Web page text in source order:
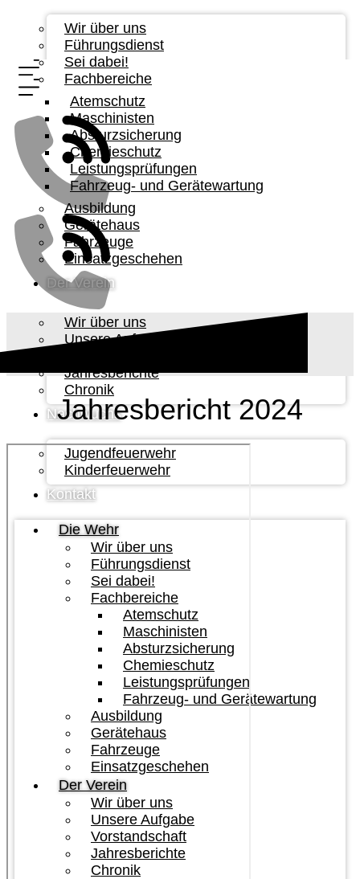
Wir über uns
Führungsdienst
Sei dabei!
Fachbereiche
Atemschutz
Maschinisten
Absturzsicherung
Chemieschutz
Leistungsprüfungen
Fahrzeug- und Gerätewartung
Ausbildung
Gerätehaus
Fahrzeuge
Einsatzgeschehen
Der Verein
Wir über uns
Unsere Aufgabe
Jahresberichte
Chronik
Nachwuchs
Jugendfeuerwehr
Kinderfeuerwehr
Kontakt
Die Wehr
Wir über uns
Führungsdienst
Sei dabei!
Fachbereiche
Atemschutz
Maschinisten
Absturzsicherung
Chemieschutz
Leistungsprüfungen
Fahrzeug- und Gerätewartung
Ausbildung
Gerätehaus
Fahrzeuge
Einsatzgeschehen
Der Verein
Wir über uns
Unsere Aufgabe
Vorstandschaft
Jahresberichte
Chronik
Jahresbericht 2024